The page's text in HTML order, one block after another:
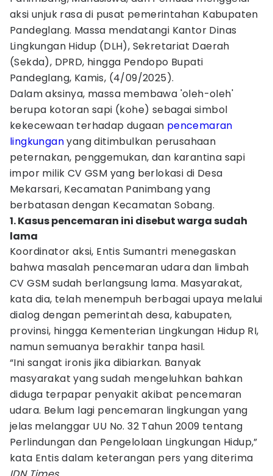
aksi unjuk rasa di pusat pemerintahan Kabupaten
Pandeglang. Massa mendatangi Kantor Dinas
Lingkungan Hidup (DLH), Sekretariat Daerah
(Sekda), DPRD, hingga Pendopo Bupati
Pandeglang, Kamis, (4/09/2025).
Dalam aksinya, massa membawa 'oleh-oleh'
berupa kotoran sapi (kohe) sebagai simbol
kekecewaan terhadap dugaan pencemaran
lingkunganyang ditimbulkan perusahaan
peternakan, penggemukan, dan karantina sapi
impor milik CV GSM yang berlokasi di Desa
Mekarsari, Kecamatan Panimbang yang
berbatasan dengan Kecamatan Sobang.
1. Kasus pencemaran ini disebut warga sudah
lama
Koordinator aksi, Entis Sumantri menegaskan
bahwa masalah pencemaran udara dan limbah
CV GSM sudah berlangsung lama. Masyarakat,
kata dia, telah menempuh berbagai upaya melalui
dialog dengan pemerintah desa, kabupaten,
provinsi, hingga Kementerian Lingkungan Hidup RI,
namun semuanya berakhir tanpa hasil.
“Ini sangat ironis jika dibiarkan. Banyak
masyarakat yang sudah mengeluhkan bahkan
diduga terpapar penyakit akibat pencemaran
udara. Belum lagi pencemaran lingkungan yang
jelas melanggar UU No. 32 Tahun 2009 tentang
Perlindungan dan Pengelolaan Lingkungan Hidup,”
kata Entis dalam keterangan pers yang diterima